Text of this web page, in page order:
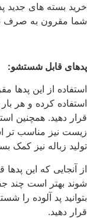
خرید بسته های جدید
شما مقرون به صرف
پدهای قابل شستشو:
استفاده از این پدها
استفاده کرده و هر
قرار دهید. همچنین
زیست نیز مناسب تر
تولید زباله نیز کمک
از آنجایی که این
شوند بهتر است چند
بتوانید پد آلوده را
قرار دهید.